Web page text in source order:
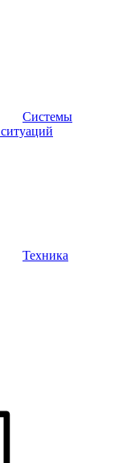
Системы
Техника